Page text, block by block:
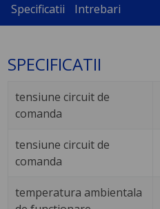
Specificatii Intrebari
SPECIFICATII
tensiune circuit de
comanda
tensiune circuit de
comanda
temperatura ambientala